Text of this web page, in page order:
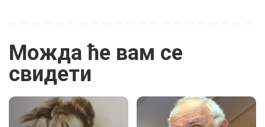
Можда ће вам се
свидети